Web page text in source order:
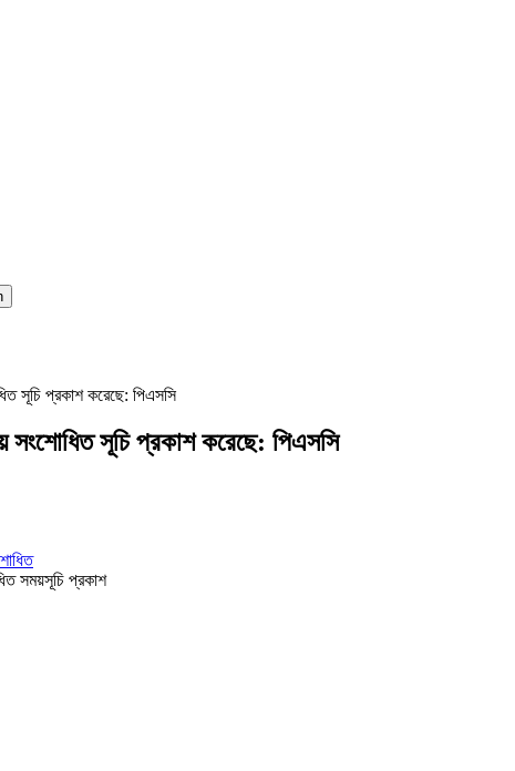
সূচি প্রকাশ করেছে: পিএসসি
সংশোধিত সূচি প্রকাশ করেছে: পিএসসি
সময়সূচি প্রকাশ